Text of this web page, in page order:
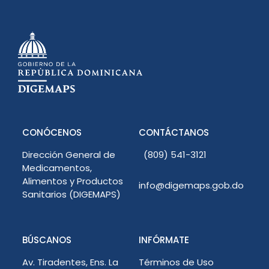
CONÓCENOS
Dirección General de
Medicamentos,
Alimentos y Productos
Sanitarios (DIGEMAPS)
CONTÁCTANOS
(809) 541-3121
info@digemaps.gob.do
BÚSCANOS
Av. Tiradentes, Ens. La
INFÓRMATE
Términos de Uso